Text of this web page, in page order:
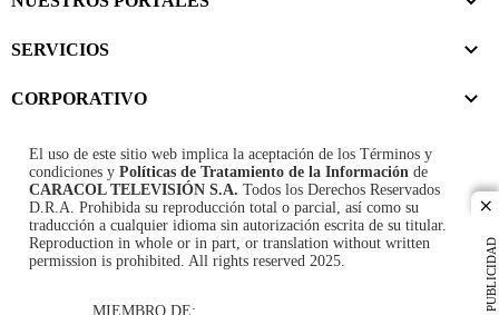
PUBLICIDAD
SERVICIOS
CORPORATIVO
El uso de este sitio web implica la aceptación de los Términos y
condiciones y Políticas de Tratamiento de la Información de
CARACOL TELEVISIÓN S.A. Todos los Derechos Reservados
D.R.A. Prohibida su reproducción total o parcial, así como su
traducción a cualquier idioma sin autorización escrita de su titular.
Reproduction in whole or in part, or translation without written
permission is prohibited. All rights reserved 2025.
MIEMBRO DE: